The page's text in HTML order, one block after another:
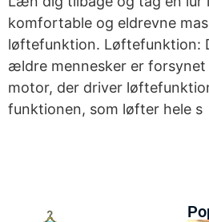
komfortable og eldrevne
løftefunktion. Løftefunktion:
ældre mennesker er forsynet
motor, der driver
funktionen, som løfter hele s